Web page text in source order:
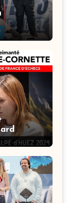
2024 !